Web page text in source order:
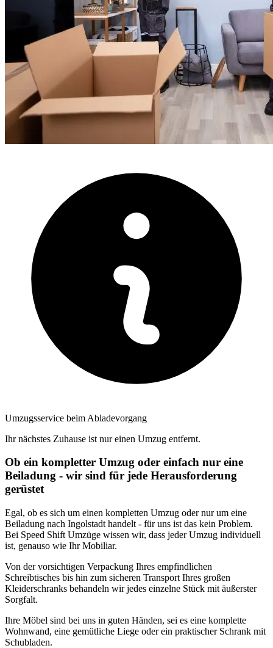
Umzugsservice beim Abladevorgang
Ihr nächstes Zuhause ist nur einen Umzug entfernt.
Ob ein kompletter Umzug oder einfach nur eine
Beiladung - wir sind für jede Herausforderung
gerüstet
Egal, ob es sich um einen kompletten Umzug oder nur um eine
Beiladung nach Ingolstadt handelt - für uns ist das kein Problem.
Bei Speed Shift Umzüge wissen wir, dass jeder Umzug individuell
ist, genauso wie Ihr Mobiliar.
Von der vorsichtigen Verpackung Ihres empfindlichen
Schreibtisches bis hin zum sicheren Transport Ihres großen
Kleiderschranks behandeln wir jedes einzelne Stück mit äußerster
Sorgfalt.
Ihre Möbel sind bei uns in guten Händen, sei es eine komplette
Wohnwand, eine gemütliche Liege oder ein praktischer Schrank mit
Schubladen.